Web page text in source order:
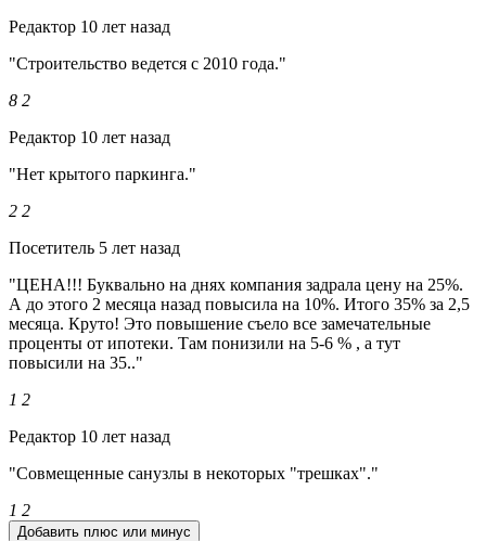
Редактор 10 лет назад
"Строительство ведется с 2010 года."
8 2
Редактор 10 лет назад
"Нет крытого паркинга."
2 2
Посетитель 5 лет назад
"ЦЕНА!!! Буквально на днях компания задрала цену на 25%.
А до этого 2 месяца назад повысила на 10%. Итого 35% за 2,5
месяца. Круто! Это повышение съело все замечательные
проценты от ипотеки. Там понизили на 5-6 % , а тут
повысили на 35.."
1 2
Редактор 10 лет назад
"Совмещенные санузлы в некоторых "трешках"."
1 2
Добавить плюс или минус